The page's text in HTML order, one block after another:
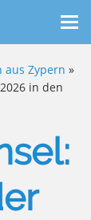
aus Zypern »
in den